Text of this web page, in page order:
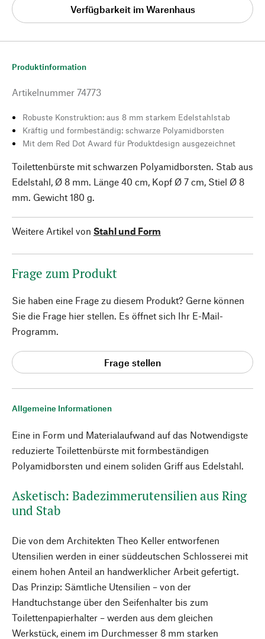
Verfügbarkeit im Warenhaus
Allgemeine Informationen
Eine in Form und Materialaufwand auf das Notwendigste
reduzierte Toilettenbürste mit formbeständigen
Polyamidborsten und einem soliden Griff aus Edelstahl.
Asketisch: Badezimmerutensilien aus Ring
und Stab
Die von dem Architekten Theo Keller entworfenen
Utensilien werden in einer süddeutschen Schlosserei mit
einem hohen Anteil an handwerklicher Arbeit gefertigt.
Das Prinzip: Sämtliche Utensilien – von der
Handtuchstange über den Seifenhalter bis zum
Toilettenpapierhalter – werden aus dem gleichen
Werkstück, einem im Durchmesser 8 mm starken
Produktinformation
Artikelnummer 74773
Robuste Konstruktion: aus 8 mm starkem Edelstahlstab
Kräftig und formbeständig: schwarze Polyamidborsten
Mit dem Red Dot Award für Produktdesign ausgezeichnet
Toilettenbürste mit schwarzen Polyamidborsten. Stab aus
Edelstahl, Ø 8 mm. Länge 40 cm, Kopf Ø 7 cm, Stiel Ø 8
mm. Gewicht 180 g.
Weitere Artikel von Stahl und Form
Frage zum Produkt
Sie haben eine Frage zu diesem Produkt? Gerne können
Sie die Frage hier stellen. Es öffnet sich Ihr E-Mail-
Programm.
Frage stellen